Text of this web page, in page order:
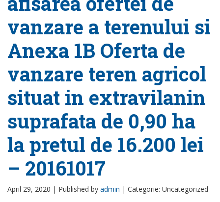
vanzare a terenului si
Anexa 1B Oferta de
vanzare teren agricol
situat in extravilanin
suprafata de 0,90 ha
la pretul de 16.200 lei
– 20161017
April 29, 2020 | Published by admin | Categorie: Uncategorized